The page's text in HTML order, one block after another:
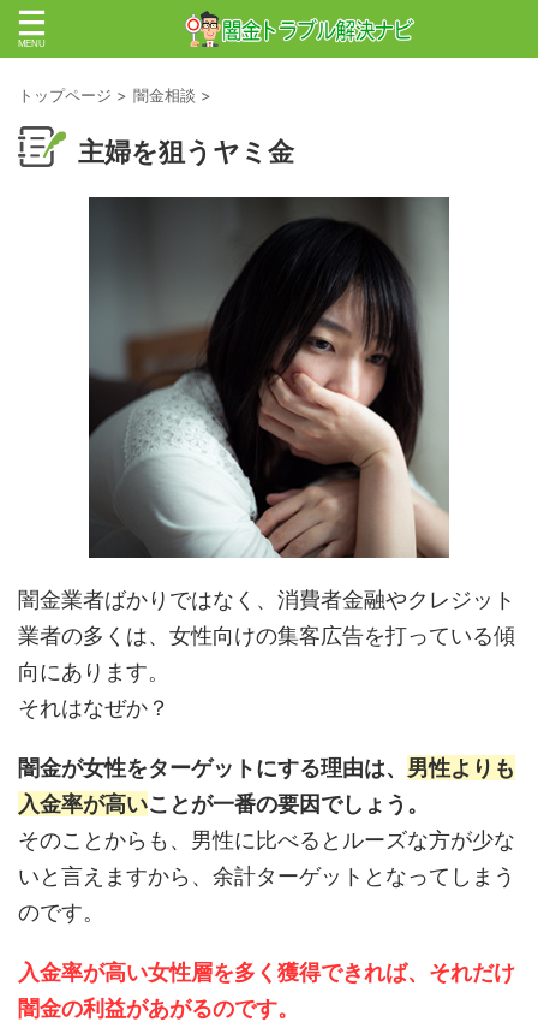
トップページ > 闇金相談 >
主婦を狙うヤミ金
闇金業者ばかりではなく、消費者金融やクレジット
業者の多くは、女性向けの集客広告を打っている傾
向にあります。
それはなぜか？
闇金が女性をターゲットにする理由は、 男性よりも
入金率が高いことが一番の要因でしょう。
そのことからも、男性に比べるとルーズな方が少な
いと言えますから、余計ターゲットとなってしまう
のです。
入金率が高い女性層を多く獲得できれば、それだけ
闇金の利益があがるのです。